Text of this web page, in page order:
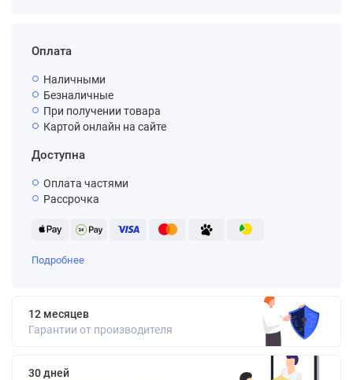
Оплата
Наличными
Безналичные
При получении товара
Картой онлайн на сайте
Доступна
Оплата частями
Рассрочка
Подробнее
12 месяцев
Гарантии от производителя
30 дней